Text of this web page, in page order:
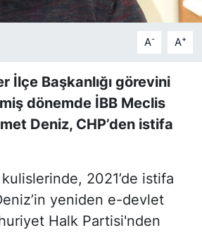
A- A+
İlçe Başkanlığı görevini
dönemde İBB Meclis
Deniz, CHP’den istifa
kulislerinde, 2021’de istifa
yeniden e-devlet
Halk Partisi'nden
BARIŞI
GÜNDEMİ